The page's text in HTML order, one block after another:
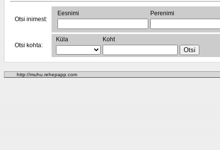
Otsi inimest:
Eesnimi Perenimi
Otsi kohta:
Küla Koht
http://muhu.rehepapp.com